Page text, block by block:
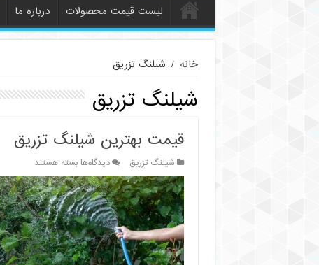
لیست قیمت محصولات درباره ما
خانه / شیلنگ تزریق
شیلنگ تزریق
قیمت بهترین شیلنگ تزریق
شیلنگ تزریق دیدگاه‌هابرای
قیمت
بهترین
شیلنگ
تزریق
بسته هستند